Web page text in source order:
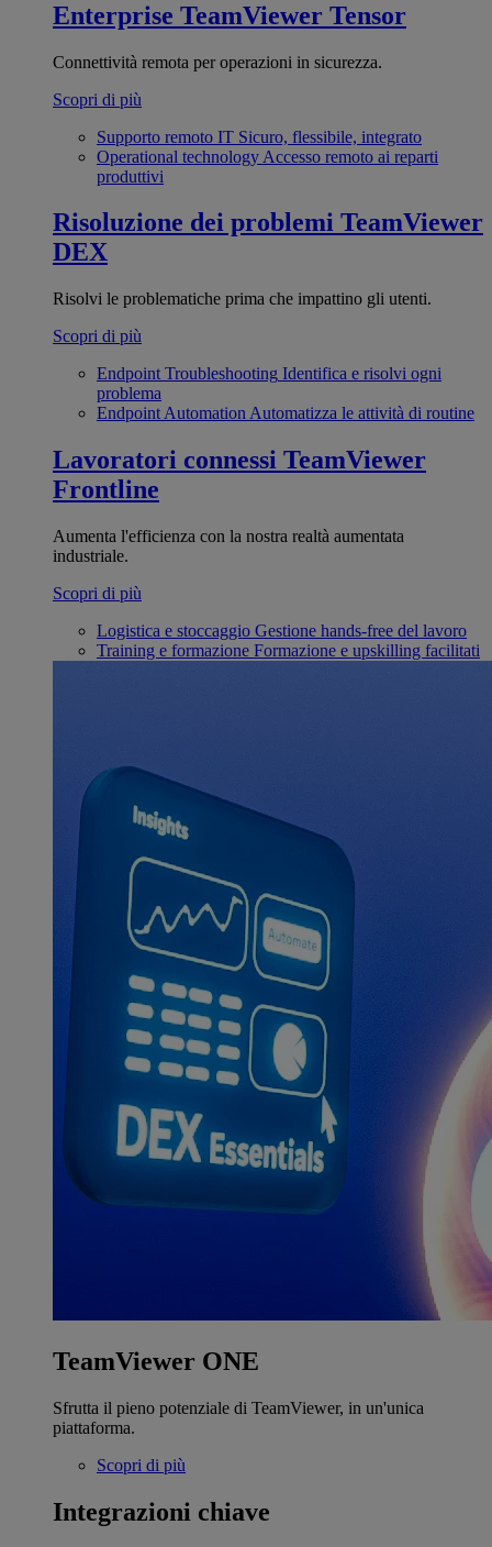
Enterprise TeamViewer Tensor
Connettività remota per operazioni in sicurezza.
Scopri di più
Supporto remoto IT Sicuro, flessibile, integrato
Operational technology Accesso remoto ai reparti
produttivi
Risoluzione dei problemi TeamViewer
DEX
Risolvi le problematiche prima che impattino gli utenti.
Scopri di più
Endpoint Troubleshooting Identifica e risolvi ogni
problema
Endpoint Automation Automatizza le attività di routine
Lavoratori connessi TeamViewer
Frontline
Aumenta l'efficienza con la nostra realtà aumentata
industriale.
Scopri di più
Logistica e stoccaggio Gestione hands-free del lavoro
Training e formazione Formazione e upskilling facilitati
TeamViewer ONE
Sfrutta il pieno potenziale di TeamViewer, in un'unica
piattaforma.
Scopri di più
Integrazioni chiave